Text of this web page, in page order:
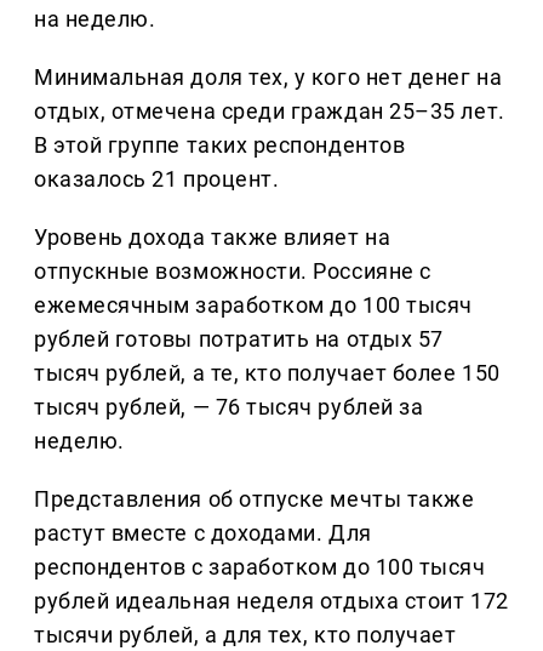
на неделю.
Минимальная доля тех, у кого нет денег на
отдых, отмечена среди граждан 25–35 лет.
В этой группе таких респондентов
оказалось 21 процент.
Уровень дохода также влияет на
отпускные возможности. Россияне с
ежемесячным заработком до 100 тысяч
рублей готовы потратить на отдых 57
тысяч рублей, а те, кто получает более 150
тысяч рублей, — 76 тысяч рублей за
неделю.
Представления об отпуске мечты также
растут вместе с доходами. Для
респондентов с заработком до 100 тысяч
рублей идеальная неделя отдыха стоит 172
тысячи рублей, а для тех, кто получает